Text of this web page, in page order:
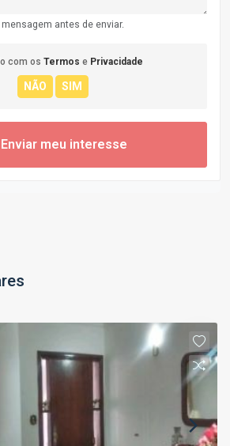
antes de enviar.
com os Termos e Privacidade
Enviar meu interesse